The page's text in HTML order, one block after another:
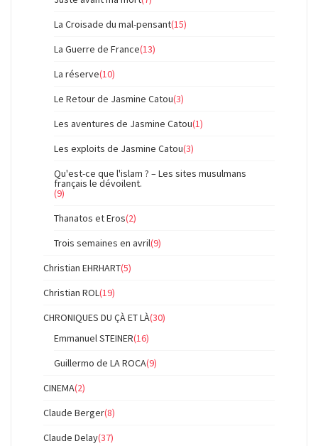
La Croisade du mal-pensant(15)
La Guerre de France(13)
La réserve(10)
Le Retour de Jasmine Catou(3)
Les aventures de Jasmine Catou(1)
Les exploits de Jasmine Catou(3)
Qu'est-ce que l'islam ? – Les sites musulmans
français le dévoilent.
(9)
Thanatos et Eros(2)
Trois semaines en avril(9)
Christian EHRHART(5)
Christian ROL(19)
CHRONIQUES DU ÇÀ ET LÀ(30)
Emmanuel STEINER(16)
Guillermo de LA ROCA(9)
CINEMA(2)
Claude Berger(8)
Claude Delay(37)